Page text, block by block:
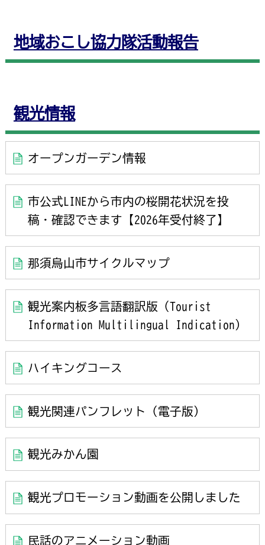
地域おこし協力隊活動報告
観光情報
オープンガーデン情報
市公式LINEから市内の桜開花状況を投
稿・確認できます【2026年受付終了】
那須烏山市サイクルマップ
観光案内板多言語翻訳版（Tourist
Information Multilingual Indication）
ハイキングコース
観光関連パンフレット（電子版）
観光みかん園
観光プロモーション動画を公開しました
民話のアニメーション動画